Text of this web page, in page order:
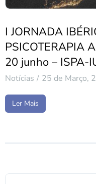
I JORNADA
PSICOTERAPIA
20 junho – ISPA-
Notícias 25 de Março,
Ler Mais